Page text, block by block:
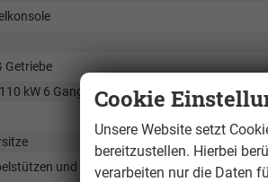
Getriebe
kW 6 Gang
und manueller Einstellung
Cookie
Unsere Website setzt
bereitzustellen. Hierbei
verarbeiten nur die Daten